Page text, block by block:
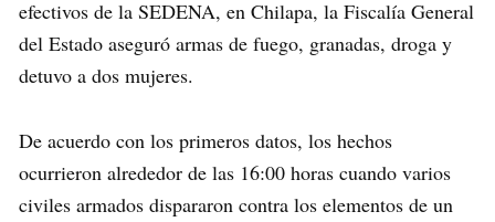
efectivos de la SEDENA, en Chilapa, la Fiscalía General
del Estado aseguró armas de fuego, granadas, droga y
detuvo a dos mujeres.
De acuerdo con los primeros datos, los hechos
ocurrieron alrededor de las 16:00 horas cuando varios
civiles armados dispararon contra los elementos de un